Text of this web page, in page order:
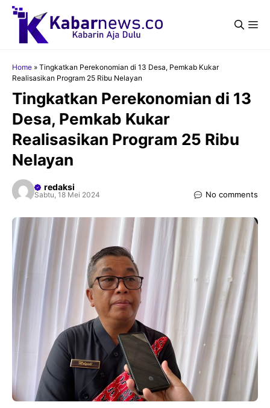
Langsung
Home » Tingkatkan Perekonomian di 13 Desa, Pemkab Kukar
Realisasikan Program 25 Ribu Nelayan
Tingkatkan Perekonomian di 13
Desa, Pemkab Kukar
Realisasikan Program 25 Ribu
Nelayan
redaksi
Sabtu, 18 Mei 2024 No comments